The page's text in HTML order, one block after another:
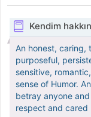
Kendim
An honest, caring,
purposeful,
sensitive,
sense of Humor.
betray anyone
respect and cared